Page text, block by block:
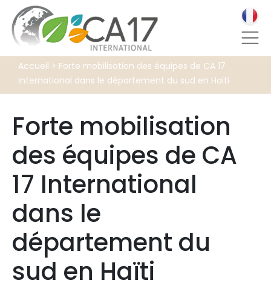
Accueil > Forte mobilisation des équipes de CA 17
International dans le département du sud en Haïti
Forte mobilisation
des équipes de CA
17 International
dans le
département du
sud en Haïti